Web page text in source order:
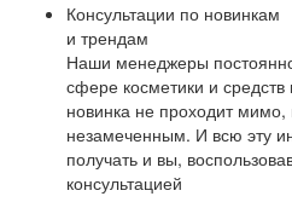
Консультации по новинкам
и трендам
Наши менеджеры
сфере косметики и
новинка не проходит мимо,
незамеченным. И всю эту
получать и вы,
консультацией